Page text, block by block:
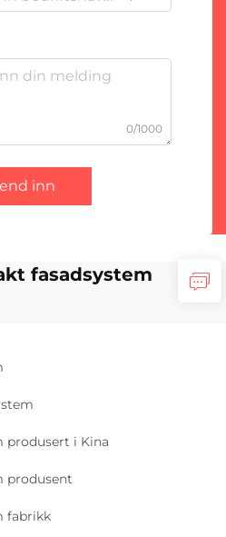
0/1000
inn
fasadsystem
produsert i Kina
produsent
fabrikk